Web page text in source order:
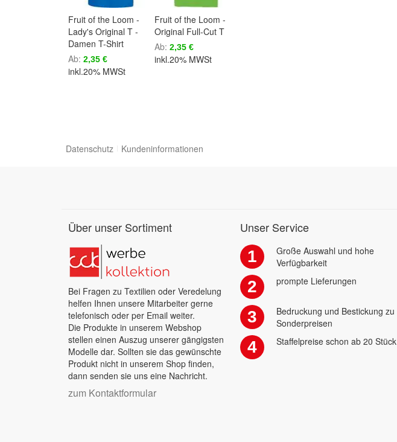
Fruit of the Loom -
Lady's Original T -
Damen T-Shirt
Ab 2,35 €
inkl.20% MWSt
Fruit of the Loom -
Original Full-Cut T
Ab 2,35 €
inkl.20% MWSt
Datenschutz Kundeninformationen
Über unser Sortiment
Bei Fragen zu Textilien oder Veredelung
helfen Ihnen unsere Mitarbeiter gerne
telefonisch oder per Email weiter.
Die Produkte in unserem Webshop
stellen einen Auszug unserer gängigsten
Modelle dar. Sollten sie das gewünschte
Produkt nicht in unserem Shop finden,
dann senden sie uns eine Nachricht.
zum Kontaktformular
Unser Service
1
Große Auswahl und hohe
Verfügbarkeit
2 prompte Lieferungen
3
Bedruckung und Bestickung zu
Sonderpreisen
4 Staffelpreise schon ab 20 Stück